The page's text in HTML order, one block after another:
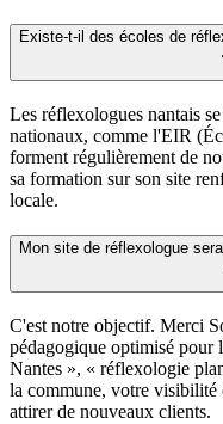
Existe-t-il des écoles de
Les réflexologues nantais
nationaux, comme l'EIR
forment régulièrement de
sa formation sur son site
locale.
Mon site de réflexologue
C'est notre objectif. Merci
pédagogique optimisé pour
Nantes », « réflexologie
la commune, votre visibilité
attirer de nouveaux clients.